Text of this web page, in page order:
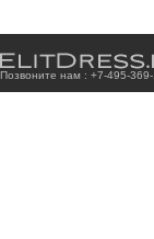
Позвоните нам : +7-495-369-